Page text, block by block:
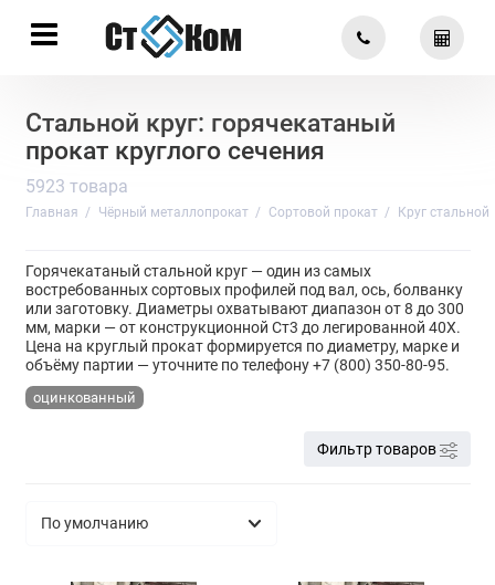
Стальной круг: горячекатаный
прокат круглого сечения
5923 товара
Главная Чёрный металлопрокат Сортовой прокат Круг стальной
Горячекатаный стальной круг — один из самых
востребованных сортовых профилей под вал, ось, болванку
или заготовку. Диаметры охватывают диапазон от 8 до 300
мм, марки — от конструкционной Ст3 до легированной 40Х.
Цена на круглый прокат формируется по диаметру, марке и
объёму партии — уточните по телефону +7 (800) 350-80-95.
оцинкованный
Фильтр товаров